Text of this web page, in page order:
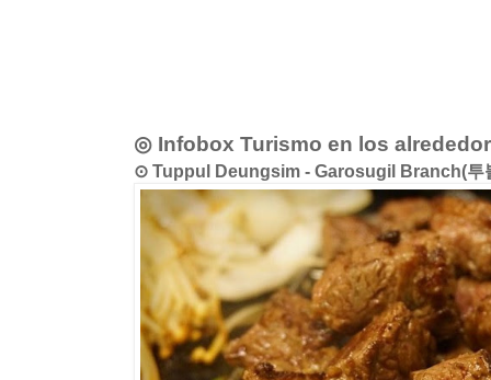
◎ Infobox Turismo en los
⊙ Tuppul Deungsim - Garosugil Branch(투